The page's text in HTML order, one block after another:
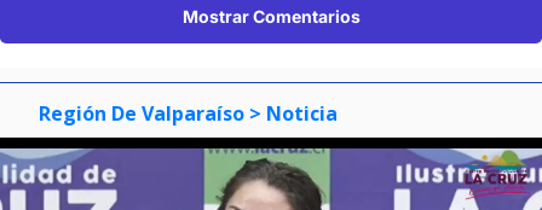
Mostrar Comentarios
Región De Valparaíso > Noticia